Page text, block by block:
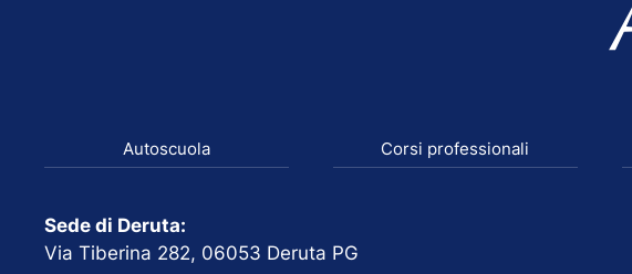
Autoscuola Corsi professionali
Sede di Deruta:
Via Tiberina 282, 06053 Deruta PG